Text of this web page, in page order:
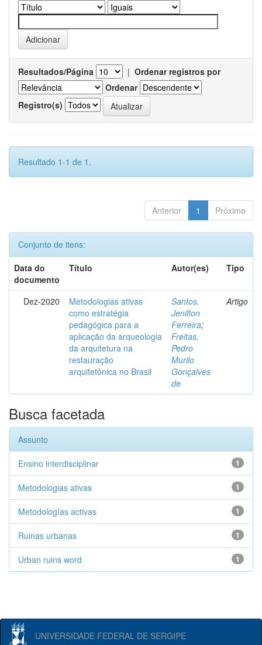
Resultados/Página | Ordenar registros por
Ordenar
Registro(s)
Resultado 1-1 de 1.
Anterior 1 Próximo
Conjunto de itens:
Data do
documento
Título Autor(es) Tipo
Dez-2020
Metodologias ativas
como estratégia
pedagógica para a
aplicação da arqueologia
da arquitetura na
restauração
arquitetônica no Brasil
Santos,
Jenilton
Ferreira;
Freitas,
Pedro
Murilo
Gonçalves
de
Artigo
Busca facetada
Assunto
1
Ensino interdisciplinar
1
Metodologias ativas
1
Metodologías activas
1
Ruinas urbanas
1
Urban ruins word
UNIVERSIDADE FEDERAL DE SERGIPE